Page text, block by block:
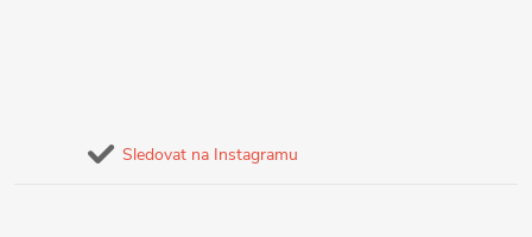
Sledovat na Instagramu